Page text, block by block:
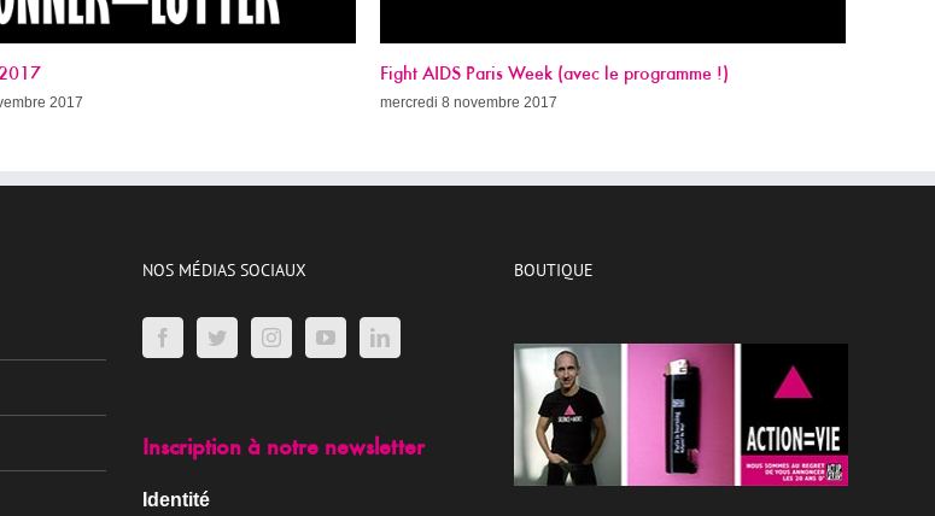
Fight AIDS Paris Week (avec le programme !)
mercredi 8 novembre 2017
Sida, c’est quand qu’on guérit ?
mercredi 8 novembre 2017
NOS MÉDIAS SOCIAUX
Inscription à notre newsletter
Identité
BOUTIQUE